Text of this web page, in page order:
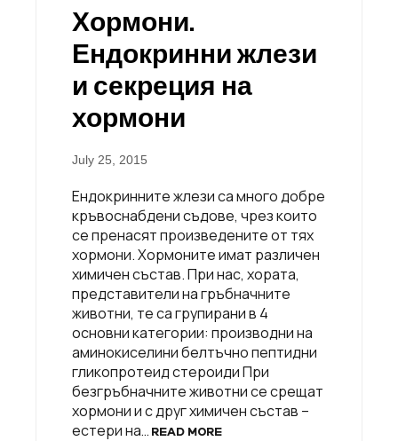
Хормони.
Ендокринни жлези
и секреция на
хормони
July 25, 2015
Ендокринните жлези са много добре
кръвоснабдени съдове, чрез които
се пренасят произведените от тях
хормони. Хормоните имат различен
химичен състав. При нас, хората,
представители на гръбначните
животни, те са групирани в 4
основни категории: производни на
аминокиселини белтъчно пептидни
гликопротеид стероиди При
безгръбначните животни се срещат
хормони и с друг химичен състав –
естери на… READ MORE